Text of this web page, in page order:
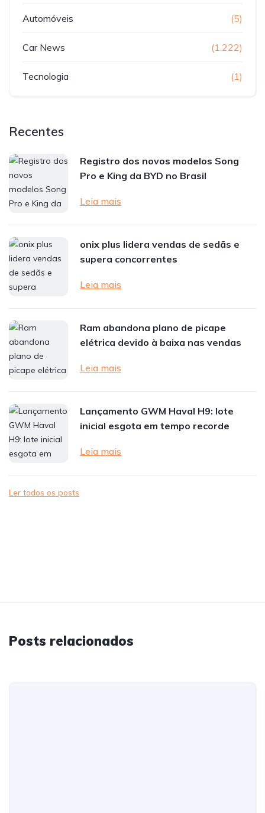
Automóveis (5)
Car News (1.222)
Tecnologia (1)
Recentes
Registro dos novos modelos Song
Pro e King da BYD no Brasil
Leia mais
onix plus lidera vendas de sedãs e
supera concorrentes
Leia mais
Ram abandona plano de picape
elétrica devido à baixa nas vendas
Leia mais
Lançamento GWM Haval H9: lote
inicial esgota em tempo recorde
Leia mais
Ler todos os posts
Posts relacionados